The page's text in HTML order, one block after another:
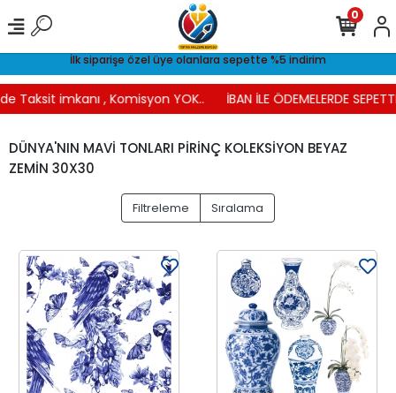
İlk siparişe özel üye olanlara sepette %5 indirim
imkanı , Komisyon YOK.. İBAN İLE ÖDEMELERDE SEPETTE
0
DÜNYA'NIN MAVİ TONLARI PİRİNÇ KOLEKSİYON BEYAZ
ZEMİN 30X30
Filtreleme Sıralama